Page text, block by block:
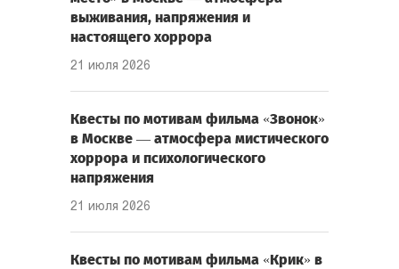
выживания, напряжения и
настоящего хоррора
21 июля 2026
Квесты по мотивам фильма «Звонок»
в Москве — атмосфера мистического
хоррора и психологического
напряжения
21 июля 2026
Квесты по мотивам фильма «Крик» в